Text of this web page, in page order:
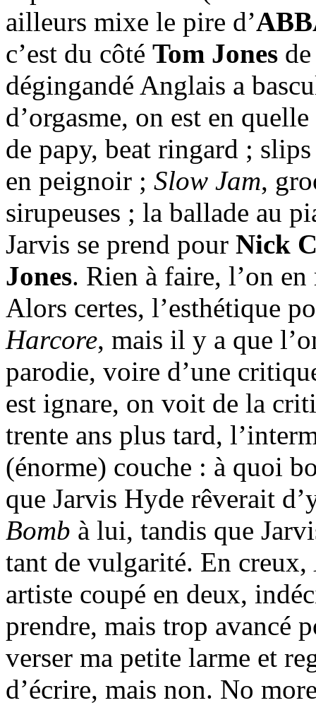
ailleurs mixe le pire d’
c’est du côté Tom Jones
dégingandé Anglais a
d’orgasme, on est en
de papy, beat ringard ;
en peignoir ; Slow Jam,
sirupeuses ; la ballade au
Jarvis se prend pour Nick
Jones. Rien à faire, l’on
Alors certes, l’esthétique
Harcore, mais il y a que
parodie, voire d’une
est ignare, on voit de la
trente ans plus tard,
(énorme) couche : à quoi
que Jarvis Hyde rêverait
Bomb à lui, tandis que
tant de vulgarité. En creux,
artiste coupé en deux,
prendre, mais trop avancé
verser ma petite larme et
d’écrire, mais non. No